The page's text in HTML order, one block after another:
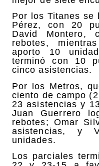
Por los Titanes se
Pérez, con 20
David
rebotes,
aporto 10
terminó con 10
cinco asistencias.
Por los Metros,
ciento de campo
23 asistencias y
Juan Guerrero
rebotes; Omar
asistencias, y
unidades.
Los parciales